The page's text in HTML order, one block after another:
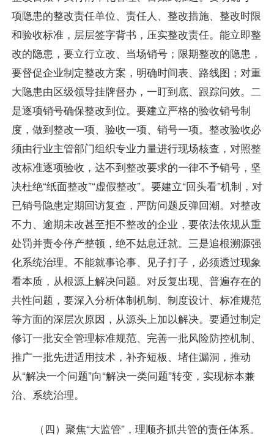
项隐患的整改责任单位、责任人、整改措施、整改时限
和验收标准，层层签字背书，压实整改责任。能立即整
改的隐患，要立行立改、当场销号；限期整改的隐患，
要督促企业制定整改方案，明确时间表、路线图；对重
大隐患由区级领导挂牌督办，一盯到底、跟踪问效。二
是逐项销号确保整改到位。要建立严格的验收销号制
度，做到整改一项、验收一项、销号一项。整改验收必
须由行业主管部门组织专业力量进行现场核查，对照整
改标准逐项验收，达不到整改要求的一律不予销号，坚
决杜绝“纸面整改”“虚假整改”。要建立“回头看”机制，对
已销号隐患定期回访复查，严防问题反弹回潮。对整改
不力、逾期未改甚至拒不整改的企业，要依法依规从重
处罚并责令停产整顿，绝不姑息迁就。三是追根溯源强
化系统治理。不能就事论事、见子打子，必须透过现象
看本质，从根源上解决问题。对反复出现、普遍存在的
共性问题，要深入分析体制机制、制度设计、标准规范
等方面的深层次原因，从源头上加以解决。要通过制定
修订一批安全管理标准规范、完善一批风险防控机制、
推广一批先进适用技术，补齐短板、堵住漏洞，推动
从“解决一个问题”向“解决一类问题”转变，实现标本兼
治、系统治理。
（四）聚焦“大监管”，理顺齐抓共管的责任体系。